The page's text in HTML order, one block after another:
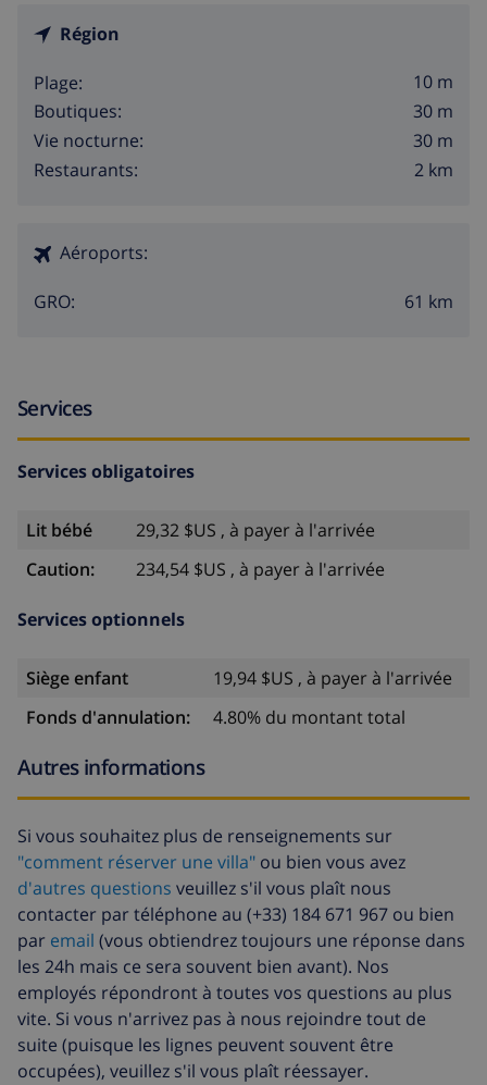
Région
Plage:
10 m
Boutiques:
30 m
Vie nocturne:
30 m
Restaurants:
2 km
Aéroports:
GRO: 61 km
Services
Services obligatoires
Lit bébé
29,32 $US , à payer à l'arrivée
Caution:
234,54 $US , à payer à l'arrivée
Services optionnels
Siège enfant
19,94 $US , à payer à l'arrivée
Fonds d'annulation:
4.80% du montant total
Autres informations
Si vous souhaitez plus de renseignements sur
"comment réserver une villa" ou bien vous avez
d'autres questions veuillez s'il vous plaît nous
contacter par téléphone au (+33) 184 671 967 ou bien
par email (vous obtiendrez toujours une réponse dans
les 24h mais ce sera souvent bien avant). Nos
employés répondront à toutes vos questions au plus
vite. Si vous n'arrivez pas à nous rejoindre tout de
suite (puisque les lignes peuvent souvent être
occupées), veuillez s'il vous plaît réessayer.